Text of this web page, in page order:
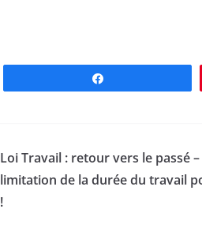
Loi Travail : retour vers le passé
limitation de la durée du travail
!